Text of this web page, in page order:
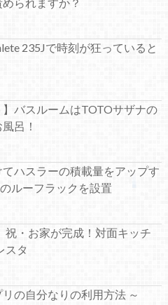
235Jで時刻が狂っていると
】バスルームはTOTOサザナの
呂！
ハスラーの積載量をアップす
ルーフラックを設置
祝・お家が完成！対面キッチ
スタ
の自分なりの利用方法 ～